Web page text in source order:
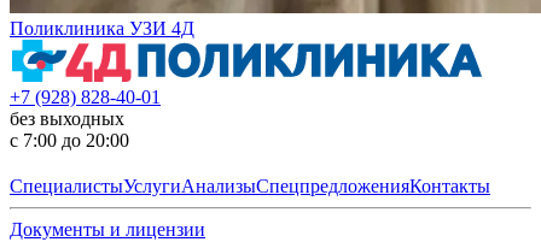
Поликлиника УЗИ 4Д
+7 (928) 828-40-01
без выходных
с 7:00 до 20:00
СпециалистыУслугиАнализыСпецпредложенияКонтакты
Документы и лицензии